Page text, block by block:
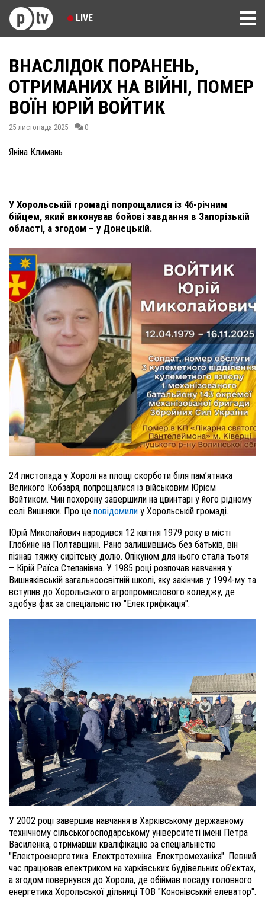
LIVE
ВНАСЛІДОК ПОРАНЕНЬ,
ОТРИМАНИХ НА ВІЙНІ, ПОМЕР
ВОЇН ЮРІЙ ВОЙТИК
25 листопада 2025 0
Яніна Климань
У Хорольській громаді попрощалися із 46-річним
бійцем, який виконував бойові завдання в Запорізькій
області, а згодом – у Донецькій.
24 листопада у Хоролі на площі скорботи біля пам’ятника
Великого Кобзаря, попрощалися із військовим Юрієм
Войтиком. Чин похорону завершили на цвинтарі у його рідному
селі Вишняки. Про це повідомили у Хорольській громаді.
Юрій Миколайович народився 12 квітня 1979 року в місті
Глобине на Полтавщині. Рано залишившись без батьків, він
пізнав тяжку сирітську долю. Опікуном для нього стала тьотя
– Кірій Раїса Степанівна. У 1985 році розпочав навчання у
Вишняківській загальноосвітній школі, яку закінчив у 1994-му та
вступив до Хорольського агропромислового коледжу, де
здобув фах за спеціальністю "Електрифікація".
У 2002 році завершив навчання в Харківському державному
технічному сільськогосподарському університеті імені Петра
Василенка, отримавши кваліфікацію за спеціальністю
"Електроенергетика. Електротехніка. Електромеханіка". Певний
час працював електриком на харківських будівельних об’єктах,
а згодом повернувся до Хорола, де обіймав посаду головного
енергетика Хорольської дільниці ТОВ "Кононівський елеватор".